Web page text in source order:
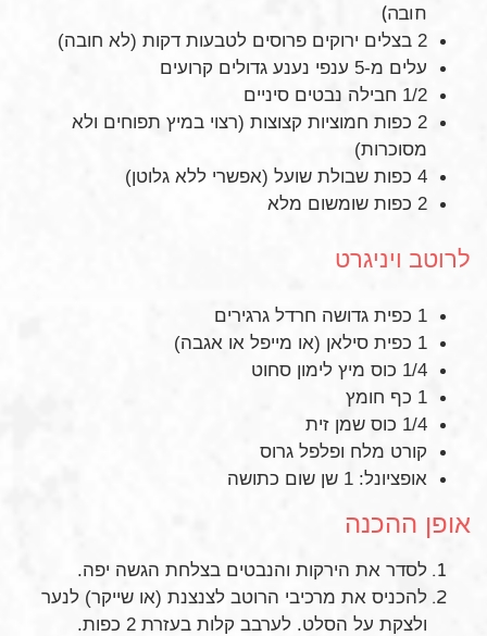
חובה)
2 בצלים ירוקים פרוסים לטבעות דקות (לא חובה)
עלים מ-5 ענפי נענע גדולים קרועים
1/2 חבילה נבטים סיניים
2 כפות חמוציות קצוצות (רצוי במיץ תפוחים ולא
מסוכרות)
4 כפות שבולת שועל (אפשרי ללא גלוטן)
2 כפות שומשום מלא
לרוטב ויניגרט
1 כפית גדושה חרדל גרגירים
1 כפית סילאן (או מייפל או אגבה)
1/4 כוס מיץ לימון סחוט
1 כף חומץ
1/4 כוס שמן זית
קורט מלח ופלפל גרוס
אופציונל: 1 שן שום כתושה
אופן ההכנה
לסדר את הירקות והנבטים בצלחת הגשה יפה.
להכניס את מרכיבי הרוטב לצנצנת (או שייקר) לנער
ולצקת על הסלט. לערבב קלות בעזרת 2 כפות.